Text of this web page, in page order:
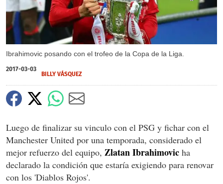
Ibrahimovic posando con el trofeo de la Copa de la Liga.
2017-03-03
BILLY VÁSQUEZ
Luego de finalizar su vinculo con el PSG y fichar con el
Manchester United por una temporada, considerado el
mejor refuerzo del equipo, Zlatan Ibrahimovic ha
declarado la condición que estaría exigiendo para renovar
con los 'Diablos Rojos'.